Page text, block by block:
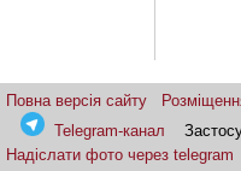
Повна версія сайту
Telegram-канал
Надіслати фото через telegram